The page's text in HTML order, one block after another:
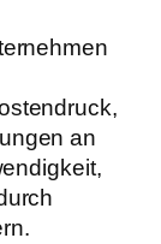
an